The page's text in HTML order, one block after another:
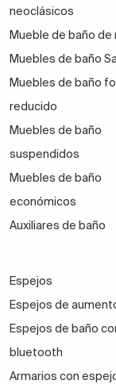
neoclásicos
Mueble de baño de
Muebles de baño
Muebles de baño
reducido
Muebles de baño
suspendidos
Muebles de baño
económicos
Auxiliares de baño
Espejos
Espejos de
Espejos de baño
bluetooth
Armarios con